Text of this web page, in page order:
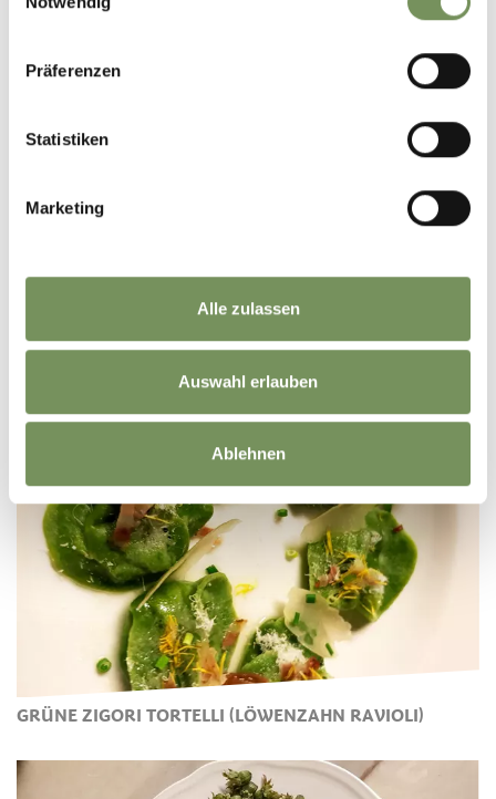
Präferenzen
Statistiken
Marketing
Alle zulassen
Auswahl erlauben
Ablehnen
MARINIERTER ZIGORI (LÖWENZAHN)
GRÜNE ZIGORI TORTELLI (LÖWENZAHN RAVIOLI)